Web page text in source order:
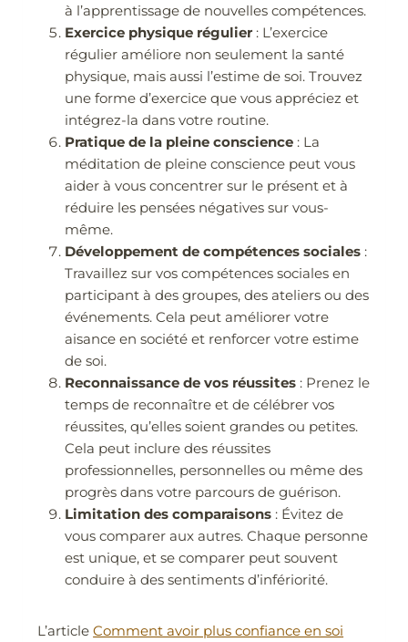
à l’apprentissage de nouvelles compétences.
Exercice physique régulier : L’exercice
régulier améliore non seulement la santé
physique, mais aussi l’estime de soi. Trouvez
une forme d’exercice que vous appréciez et
intégrez-la dans votre routine.
Pratique de la pleine conscience : La
méditation de pleine conscience peut vous
aider à vous concentrer sur le présent et à
réduire les pensées négatives sur vous-
même.
Développement de compétences sociales :
Travaillez sur vos compétences sociales en
participant à des groupes, des ateliers ou des
événements. Cela peut améliorer votre
aisance en société et renforcer votre estime
de soi.
Reconnaissance de vos réussites : Prenez le
temps de reconnaître et de célébrer vos
réussites, qu’elles soient grandes ou petites.
Cela peut inclure des réussites
professionnelles, personnelles ou même des
progrès dans votre parcours de guérison.
Limitation des comparaisons : Évitez de
vous comparer aux autres. Chaque personne
est unique, et se comparer peut souvent
conduire à des sentiments d’infériorité.
L’articleComment avoir plus confiance en soi